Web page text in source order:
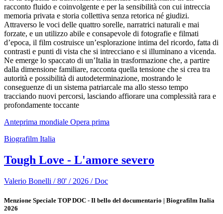
racconto fluido e coinvolgente e per la sensibilità con cui intreccia
memoria privata e storia collettiva senza retorica né giudizi.
Attraverso le voci delle quattro sorelle, narratrici naturali e mai
forzate, e un utilizzo abile e consapevole di fotografie e filmati
d’epoca, il film costruisce un’esplorazione intima del ricordo, fatta di
contrasti e punti di vista che si intrecciano e si illuminano a vicenda.
Ne emerge lo spaccato di un’Italia in trasformazione che, a partire
dalla dimensione familiare, racconta quella tensione che si crea tra
autorità e possibilità di autodeterminazione, mostrando le
conseguenze di un sistema patriarcale ma allo stesso tempo
tracciando nuovi percorsi, lasciando affiorare una complessità rara e
profondamente toccante
Anteprima mondiale Opera prima
Biografilm Italia
Tough Love - L'amore severo
Valerio Bonelli / 80' / 2026 / Doc
Menzione Speciale TOP DOC - Il bello del documentario | Biografilm Italia
2026